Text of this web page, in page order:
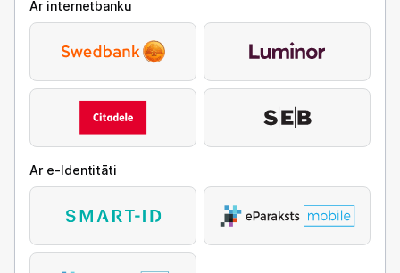
Ar internetbanku
Ar e-Identitāti